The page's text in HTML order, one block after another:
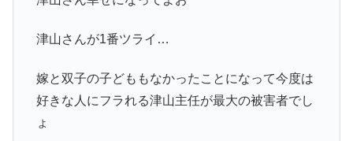
津山さんが1番ツライ…
嫁と双子の子どももなかったことになって今度は
好きな人にフラれる津山主任が最大の被害者でし
ょ